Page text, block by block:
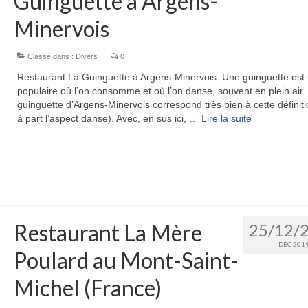
Minervois
Classé dans : Divers | 0
Restaurant La Guinguette à Argens-Minervois Une guinguette est
populaire où l’on consomme et où l’on danse, souvent en plein air.
guinguette d’Argens-Minervois correspond très bien à cette
à part l’aspect danse). Avec, en sus ici, … Lire la suite­­
25/12/
DÉC
Restaurant La Mère
Poulard au Mont-Saint-
Michel (France)